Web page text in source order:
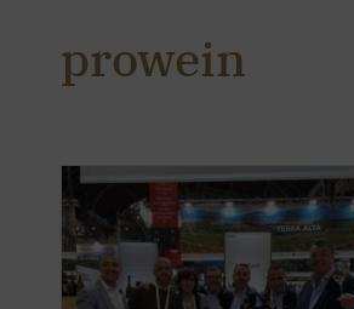
prowein